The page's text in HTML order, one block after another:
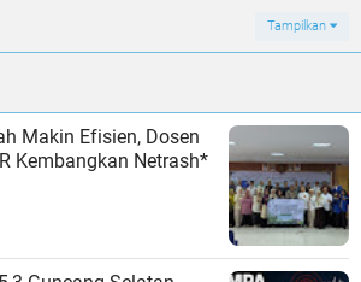
Tampilkan
Makin Efisien, Dosen
Kembangkan Netrash*